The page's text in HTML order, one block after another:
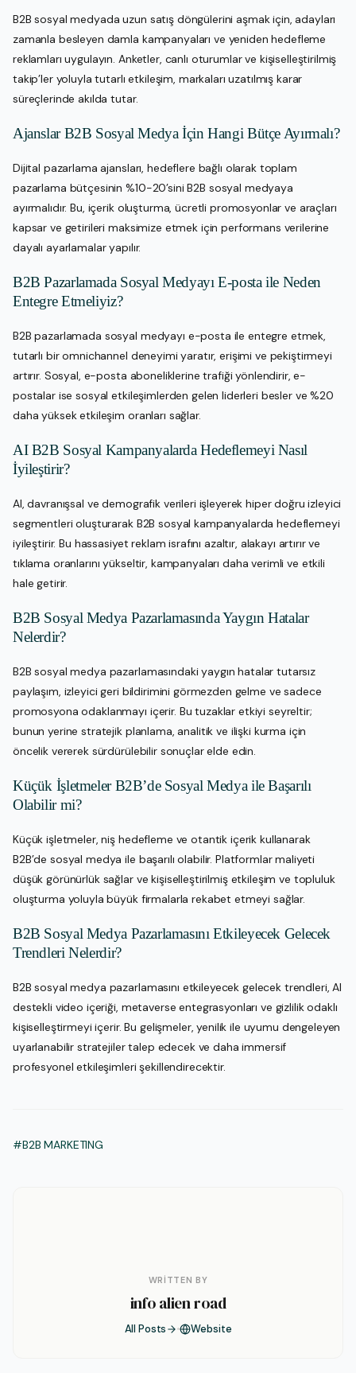
B2B sosyal medyada uzun satış döngülerini aşmak için, adayları
zamanla besleyen damla kampanyaları ve yeniden hedefleme
reklamları uygulayın. Anketler, canlı oturumlar ve kişiselleştirilmiş
takip’ler yoluyla tutarlı etkileşim, markaları uzatılmış karar
süreçlerinde akılda tutar.
Ajanslar B2B Sosyal Medya İçin Hangi Bütçe Ayırmalı?
Dijital pazarlama ajansları, hedeflere bağlı olarak toplam
pazarlama bütçesinin %10-20’sini B2B sosyal medyaya
ayırmalıdır. Bu, içerik oluşturma, ücretli promosyonlar ve araçları
kapsar ve getirileri maksimize etmek için performans verilerine
dayalı ayarlamalar yapılır.
B2B Pazarlamada Sosyal Medyayı E-posta ile Neden
Entegre Etmeliyiz?
B2B pazarlamada sosyal medyayı e-posta ile entegre etmek,
tutarlı bir omnichannel deneyimi yaratır, erişimi ve pekiştirmeyi
artırır. Sosyal, e-posta aboneliklerine trafiği yönlendirir, e-
postalar ise sosyal etkileşimlerden gelen liderleri besler ve %20
daha yüksek etkileşim oranları sağlar.
AI B2B Sosyal Kampanyalarda Hedeflemeyi Nasıl
İyileştirir?
AI, davranışsal ve demografik verileri işleyerek hiper doğru izleyici
segmentleri oluşturarak B2B sosyal kampanyalarda hedeflemeyi
iyileştirir. Bu hassasiyet reklam israfını azaltır, alakayı artırır ve
tıklama oranlarını yükseltir, kampanyaları daha verimli ve etkili
hale getirir.
B2B Sosyal Medya Pazarlamasında Yaygın Hatalar
Nelerdir?
B2B sosyal medya pazarlamasındaki yaygın hatalar tutarsız
paylaşım, izleyici geri bildirimini görmezden gelme ve sadece
promosyona odaklanmayı içerir. Bu tuzaklar etkiyi seyreltir;
bunun yerine stratejik planlama, analitik ve ilişki kurma için
öncelik vererek sürdürülebilir sonuçlar elde edin.
Küçük İşletmeler B2B’de Sosyal Medya ile Başarılı
Olabilir mi?
Küçük işletmeler, niş hedefleme ve otantik içerik kullanarak
B2B’de sosyal medya ile başarılı olabilir. Platformlar maliyeti
düşük görünürlük sağlar ve kişiselleştirilmiş etkileşim ve topluluk
oluşturma yoluyla büyük firmalarla rekabet etmeyi sağlar.
B2B Sosyal Medya Pazarlamasını Etkileyecek Gelecek
Trendleri Nelerdir?
B2B sosyal medya pazarlamasını etkileyecek gelecek trendleri, AI
destekli video içeriği, metaverse entegrasyonları ve gizlilik odaklı
kişiselleştirmeyi içerir. Bu gelişmeler, yenilik ile uyumu dengeleyen
uyarlanabilir stratejiler talep edecek ve daha immersif
profesyonel etkileşimleri şekillendirecektir.
#B2B MARKETING
WRITTEN BY
info alien road
All Posts Website